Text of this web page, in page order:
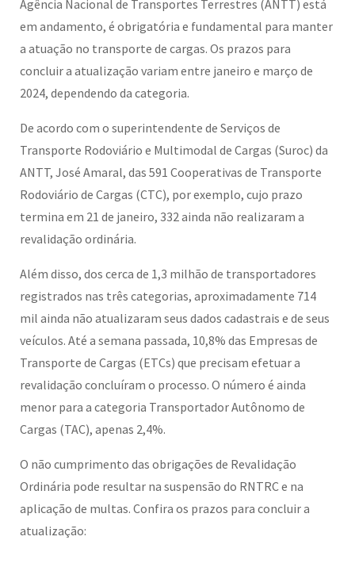
Agência Nacional de Transportes Terrestres (ANTT) está
em andamento, é obrigatória e fundamental para manter
a atuação no transporte de cargas. Os prazos para
concluir a atualização variam entre janeiro e março de
2024, dependendo da categoria.
De acordo com o superintendente de Serviços de
Transporte Rodoviário e Multimodal de Cargas (Suroc) da
ANTT, José Amaral, das 591 Cooperativas de Transporte
Rodoviário de Cargas (CTC), por exemplo, cujo prazo
termina em 21 de janeiro, 332 ainda não realizaram a
revalidação ordinária.
Além disso, dos cerca de 1,3 milhão de transportadores
registrados nas três categorias, aproximadamente 714
mil ainda não atualizaram seus dados cadastrais e de seus
veículos. Até a semana passada, 10,8% das Empresas de
Transporte de Cargas (ETCs) que precisam efetuar a
revalidação concluíram o processo. O número é ainda
menor para a categoria Transportador Autônomo de
Cargas (TAC), apenas 2,4%.
O não cumprimento das obrigações de Revalidação
Ordinária pode resultar na suspensão do RNTRC e na
aplicação de multas. Confira os prazos para concluir a
atualização: